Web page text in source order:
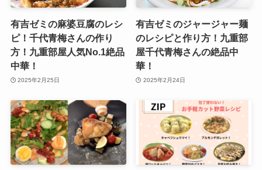
有吉ゼミの麻婆豆腐のレシ
ピ！千代青梅さんの作り
方！九重部屋人気No.1絶品
中華！
2025年2月25日
有吉ゼミのジャージャー麺
のレシピと作り方！九重部
屋千代青梅さんの絶品中
華！
2025年2月24日